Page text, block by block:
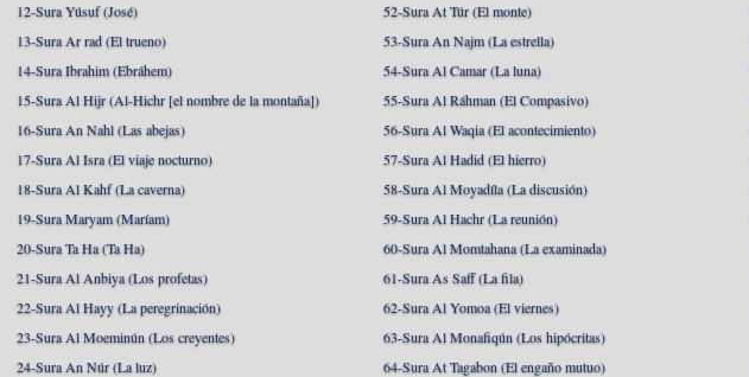
12-Sura Yúsuf (José)
13-Sura Ar rad (El trueno)
14-Sura Ibrahim (Ebráhem)
15-Sura Al Hijr (Al-Hichr [el nombre de la montaña])
16-Sura An Nahl (Las abejas)
17-Sura Al Isra (El viaje nocturno)
18-Sura Al Kahf (La caverna)
19-Sura Maryam (Maríam)
20-Sura Ta Ha (Ta Ha)
21-Sura Al Anbiya (Los profetas)
22-Sura Al Hayy (La peregrinación)
23-Sura Al Moeminún (Los creyentes)
24-Sura An Núr (La luz)
52-Sura At Túr (El monte)
53-Sura An Najm (La estrella)
54-Sura Al Camar (La luna)
55-Sura Al Ráhman (El Compasivo)
56-Sura Al Waqia (El acontecimiento)
57-Sura Al Hadid (El hierro)
58-Sura Al Moyadíla (La discusión)
59-Sura Al Hachr (La reunión)
60-Sura Al Momtahana (La examinada)
61-Sura As Saff (La fila)
62-Sura Al Yomoa (El viernes)
63-Sura Al Monafiqún (Los hipócritas)
64-Sura At Tagabon (El engaño mutuo)